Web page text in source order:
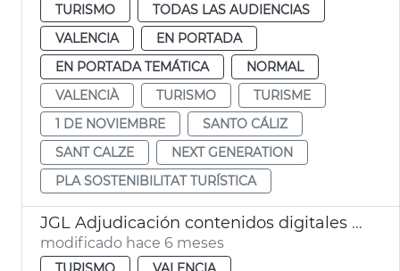
TURISMO
TODAS LAS AUDIENCIAS
VALENCIA
EN PORTADA
EN PORTADA TEMÁTICA
NORMAL
VALENCIÀ
TURISMO
TURISME
1 DE NOVIEMBRE
SANTO CÁLIZ
SANT CALZE
NEXT GENERATION
PLA SOSTENIBILITAT TURÍSTICA
JGL Adjudicación contenidos digitales exposición del Santo Cáliz València
modificado hace 6 meses